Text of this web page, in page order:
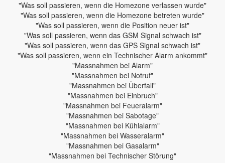
"Was soll passieren, wenn die Homezone verlassen wurde"
"Was soll passieren, wenn die Homezone betreten wurde"
"Was soll passieren, wenn die Position neuer ist"
"Was soll passieren, wenn das GSM Signal schwach ist"
"Was soll passieren, wenn das GPS Signal schwach ist"
"Was soll passieren, wenn ein Technischer Alarm ankommt"
"Massnahmen bei Alarm"
"Massnahmen bei Notruf"
"Massnahmen bei Überfall"
"Massnahmen bei Einbruch"
"Massnahmen bei Feueralarm"
"Massnahmen bei Sabotage"
"Massnahmen bei Kühlalarm"
"Massnahmen bei Wasseralarm"
"Massnahmen bei Gasalarm"
"Massnahmen bei Technischer Störung"